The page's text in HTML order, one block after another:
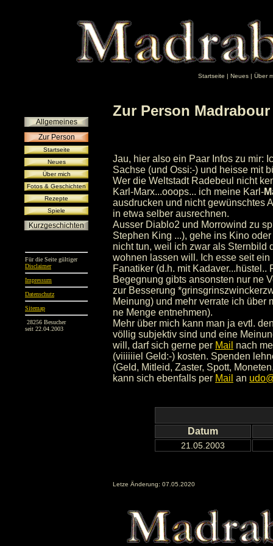
Startseite | Neues | Über
Allgemeines
Zur Person
Startseite
Neues
Über mich
Fotos & Geschichten
Rezepte
Spiele
Kurzgeschichten
Für die Seite gültiger
Disclaimer
Impressum
Datenschutz
Sitemap
28256 Besucher
seit 22.04.2003
Zur Person Madrabour
Jau, hier also ein Paar Infos zu mir:
Sachse (und Ossi:-) und heisse mit
Wer die Weltstadt Radebeul nicht
Karl-Marx...ooops... ich meine Karl-
ausdrucken und nicht gewünschtes
in etwa selber ausrechnen.
Ausser Diablo2 und Morrowind zu
Stephen King ...), gehe ins Kino
nicht tun, weil ich zwar als Sternbild
wohnen lassen will. Ich esse seit
Fanatiker (d.h. mit
Begegnung gibts ansonsten nur ne
zur Besserung
Meinung) und mehr verrate ich über
ne Menge entnehmen).
Mehr über mich kann man ja evtl.
völlig subjektiv sind und eine
will, darf sich gerne per Mail nach
(viiiiiiel Geld:-) kosten. Spenden
(Geld, Mitleid, Zaster, Spott,
kann sich ebenfalls per Mail an
Datum
21.05.2003
Letze Änderung: 07.05.2020